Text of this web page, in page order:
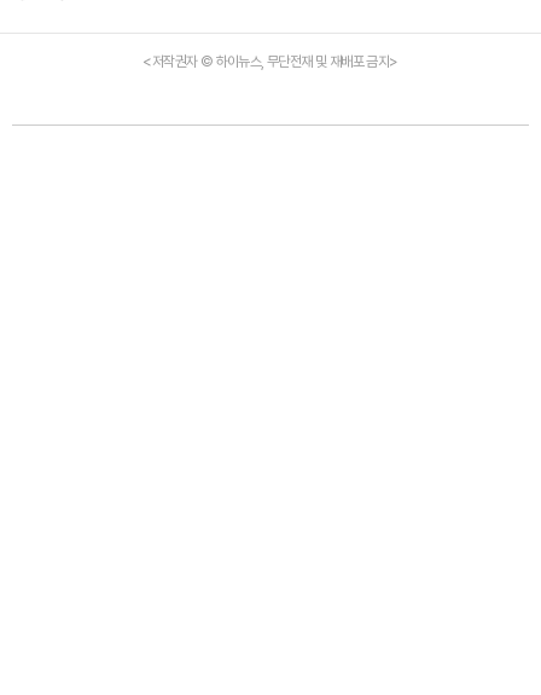
<저작권자 © 하이뉴스, 무단전재 및 재배포 금지>